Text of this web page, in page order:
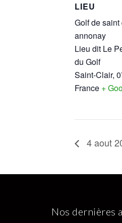
LIEU
Golf de
annonay
Lieu dit Le
du Golf
Saint-Clair,
France +
4 aout
Nos dernières